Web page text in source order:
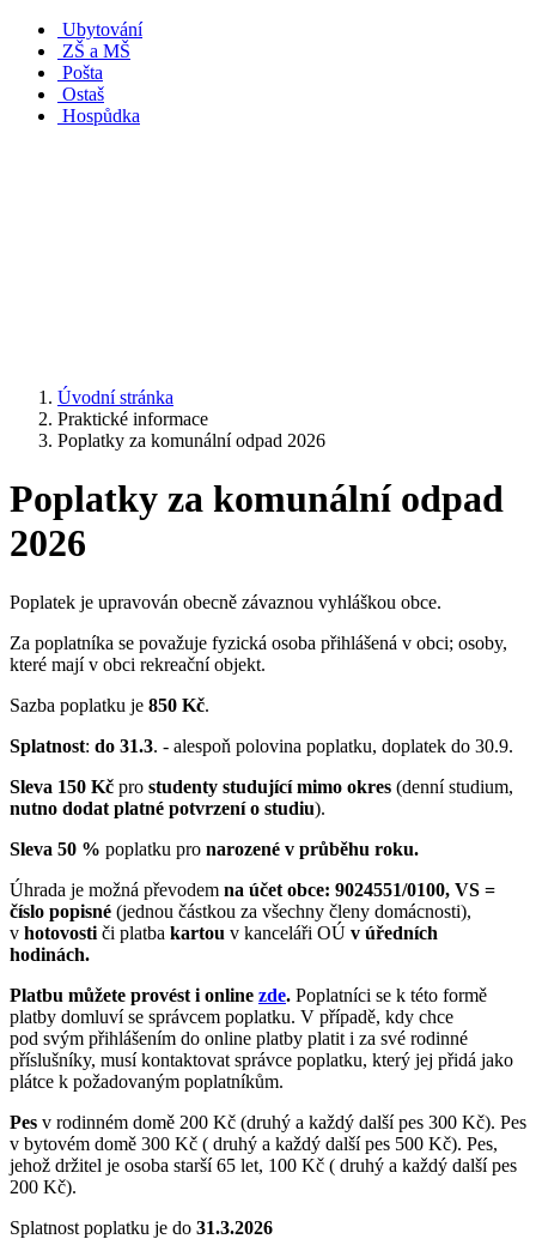
Ubytování
ZŠ a MŠ
Pošta
Ostaš
Hospůdka
Úvodní stránka
Praktické informace
Poplatky za komunální odpad 2026
Poplatky za komunální odpad
2026
Poplatek je upravován obecně závaznou vyhláškou obce.
Za poplatníka se považuje fyzická osoba přihlášená v obci; osoby,
které mají v obci rekreační objekt.
Sazba poplatku je 850 Kč.
Splatnost: do 31.3. - alespoň polovina poplatku, doplatek do 30.9.
Sleva 150 Kč pro studenty studující mimo okres (denní studium,
nutno dodat platné potvrzení o studiu).
Sleva 50 % poplatku pro narozené v průběhu roku.
Úhrada je možná převodem na účet obce: 9024551/0100, VS =
číslo popisné (jednou částkou za všechny členy domácnosti),
v hotovosti či platba kartou v kanceláři OÚ v úředních
hodinách.
Platbu můžete provést i online zde. Poplatníci se k této formě
platby domluví se správcem poplatku. V případě, kdy chce
pod svým přihlášením do online platby platit i za své rodinné
příslušníky, musí kontaktovat správce poplatku, který jej přidá jako
plátce k požadovaným poplatníkům.
Pes v rodinném domě 200 Kč (druhý a každý další pes 300 Kč). Pes
v bytovém domě 300 Kč ( druhý a každý další pes 500 Kč). Pes,
jehož držitel je osoba starší 65 let, 100 Kč ( druhý a každý další pes
200 Kč).
Splatnost poplatku je do 31.3.2026